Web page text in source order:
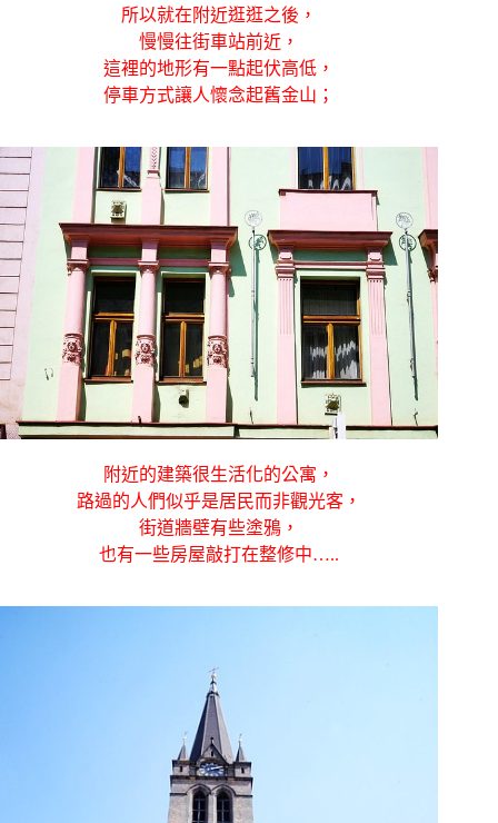
所以就在附近逛逛之後，
慢慢往街車站前近，
這裡的地形有一點起伏高低，
停車方式讓人懷念起舊金山；
附近的建築很生活化的公寓，
路過的人們似乎是居民而非觀光客，
街道牆壁有些塗鴉，
也有一些房屋敲打在整修中…..